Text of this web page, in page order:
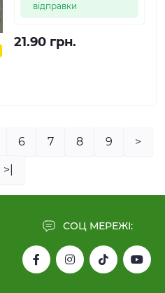
відправки
21.90 грн.
6 7 8 9 >
>|
СОЦ МЕРЕЖІ: